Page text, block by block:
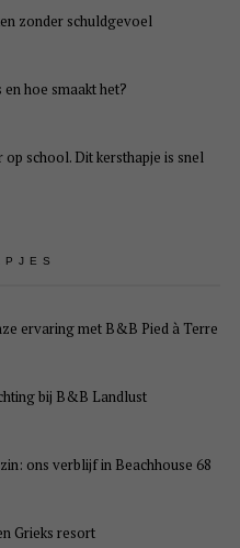
zonder schuldgevoel
hoe smaakt het?
school. Dit kersthapje is snel
ervaring met B&B Pied à Terre
bij B&B Landlust
ons verblijf in Beachhouse 68
Grieks resort